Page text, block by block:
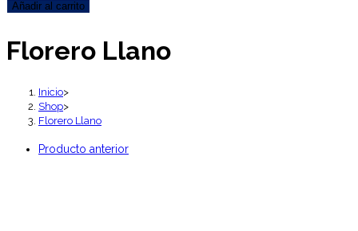
Llano
Añadir al carrito
Florero Llano
Inicio>
Shop>
Florero Llano
Producto anterior